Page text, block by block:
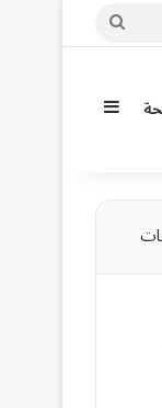
بحث
إضافة عمود